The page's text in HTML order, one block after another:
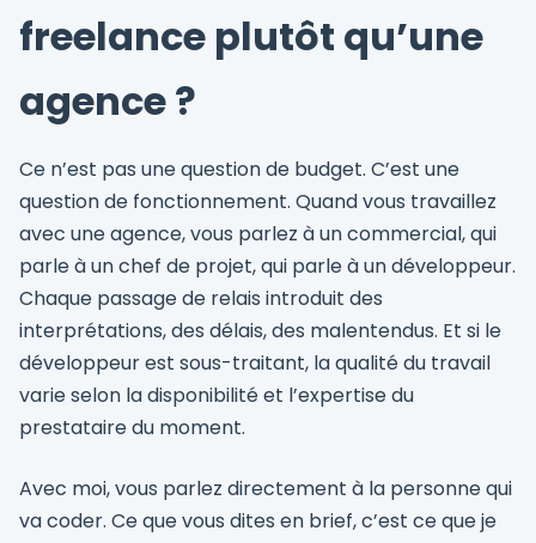
freelance plutôt qu’une
agence ?
Ce n’est pas une question de budget. C’est une
question de fonctionnement. Quand vous travaillez
avec une agence, vous parlez à un commercial, qui
parle à un chef de projet, qui parle à un développeur.
Chaque passage de relais introduit des
interprétations, des délais, des malentendus. Et si le
développeur est sous-traitant, la qualité du travail
varie selon la disponibilité et l’expertise du
prestataire du moment.
Avec moi, vous parlez directement à la personne qui
va coder. Ce que vous dites en brief, c’est ce que je